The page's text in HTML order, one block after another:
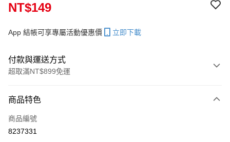
NT$149
App 結帳可享專屬活動優惠價 立即下載
付款與運送方式
超取滿NT$899免運
信用卡一次付款
信用卡分期付款
商品特色
商品編號
8237331